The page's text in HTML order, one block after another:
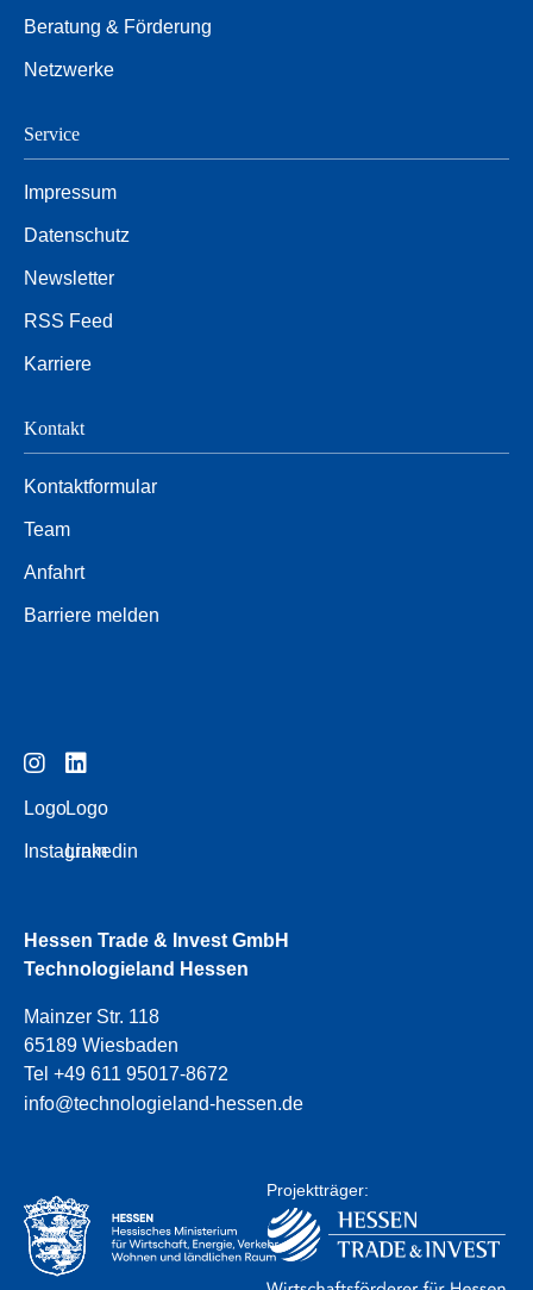
Beratung & Förderung
Netzwerke
Service
Impressum
Datenschutz
Newsletter
RSS Feed
Karriere
Kontakt
Kontaktformular
Team
Anfahrt
Barriere melden
Logo
Instagram
Logo
Linkedin
Hessen Trade & Invest GmbH
Technologieland Hessen
Mainzer Str. 118
65189 Wiesbaden
Tel +49 611 95017-8672
info@technologieland-hessen.de
Projektträger: